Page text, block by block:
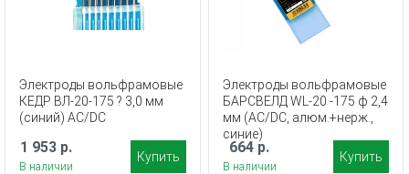
Электроды вольфрамовые
КЕДР ВЛ-20-175 ? 3,0 мм
(синий) AC/DC
1 953 р.
В наличии
Купить
Электроды вольфрамовые
БАРСВЕЛД WL-20 -175 ф 2,4
мм (AC/DC, алюм.+нерж.,
синие)
664 р.
В наличии
Купить